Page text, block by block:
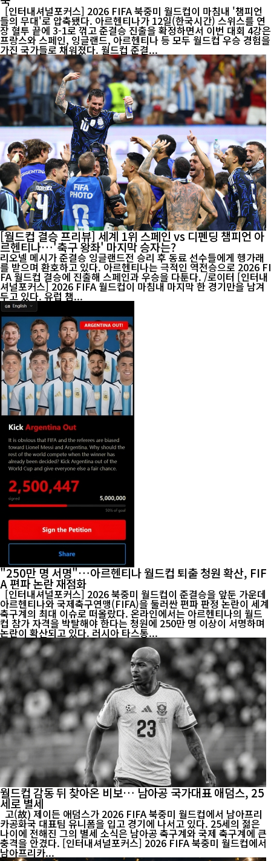
[인터내셔널포커스] 2026 FIFA 북중미 월드컵이 마침내 '챔피언
들의 무대'로 압축됐다. 아르헨티나가 12일(한국시간) 스위스를 연
장 혈투 끝에 3-1로 꺾고 준결승 진출을 확정하면서 이번 대회 4강은
프랑스와 스페인, 잉글랜드, 아르헨티나 등 모두 월드컵 우승 경험을
가진 국가들로 채워졌다. 월드컵 준결...
[월드컵 결승 프리뷰] 세계 1위 스페인 vs 디펜딩 챔피언 아
르헨티나…'축구 왕좌' 마지막 승자는?
리오넬 메시가 준결승 잉글랜드전 승리 후 동료 선수들에게 헹가래
를 받으며 환호하고 있다. 아르헨티나는 극적인 역전승으로 2026 FI
FA 월드컵 결승에 진출해 스페인과 우승을 다툰다. /로이터 [인터내
셔널포커스] 2026 FIFA 월드컵이 마침내 마지막 한 경기만을 남겨
두고 있다. 유럽 챔...
"250만 명 서명"…아르헨티나 월드컵 퇴출 청원 확산, FIF
A 편파 논란 재점화
[인터내셔널포커스] 2026 북중미 월드컵이 준결승을 앞둔 가운데
아르헨티나와 국제축구연맹(FIFA)을 둘러싼 편파 판정 논란이 세계
축구계의 최대 이슈로 떠올랐다. 온라인에서는 아르헨티나의 월드
컵 참가 자격을 박탈해야 한다는 청원에 250만 명 이상이 서명하며
논란이 확산되고 있다. 러시아 타스통...
월드컵 감동 뒤 찾아온 비보… 남아공 국가대표 애덤스, 25
세로 별세
카공화국 대표팀 유니폼을 입고 경기에 나서고 있다. 25세의 젊은
나이에 전해진 그의 별세 소식은 남아공 축구계와 국제 축구계에 큰
충격을 안겼다. [인터내셔널포커스] 2026 FIFA 북중미 월드컵에서
남아프리카...